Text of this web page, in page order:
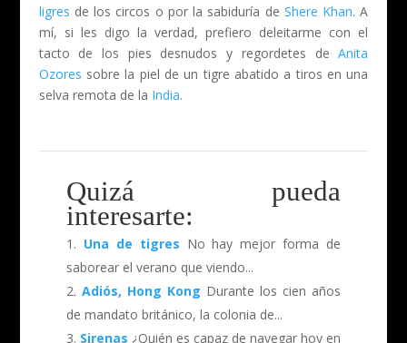
ligres de los circos o por la sabiduría de Shere Khan. A
mí, si les digo la verdad, prefiero deleitarme con el
tacto de los pies desnudos y regordetes deAnita
Ozores sobre la piel de un tigre abatido a tiros en una
selva remota de la India.
Quizá pueda
interesarte:
Una de tigres No hay mejor forma de
saborear el verano que viendo...
Adiós, Hong Kong Durante los cien años
de mandato británico, la colonia de...
Sirenas ¿Quién es capaz de navegar hoy en